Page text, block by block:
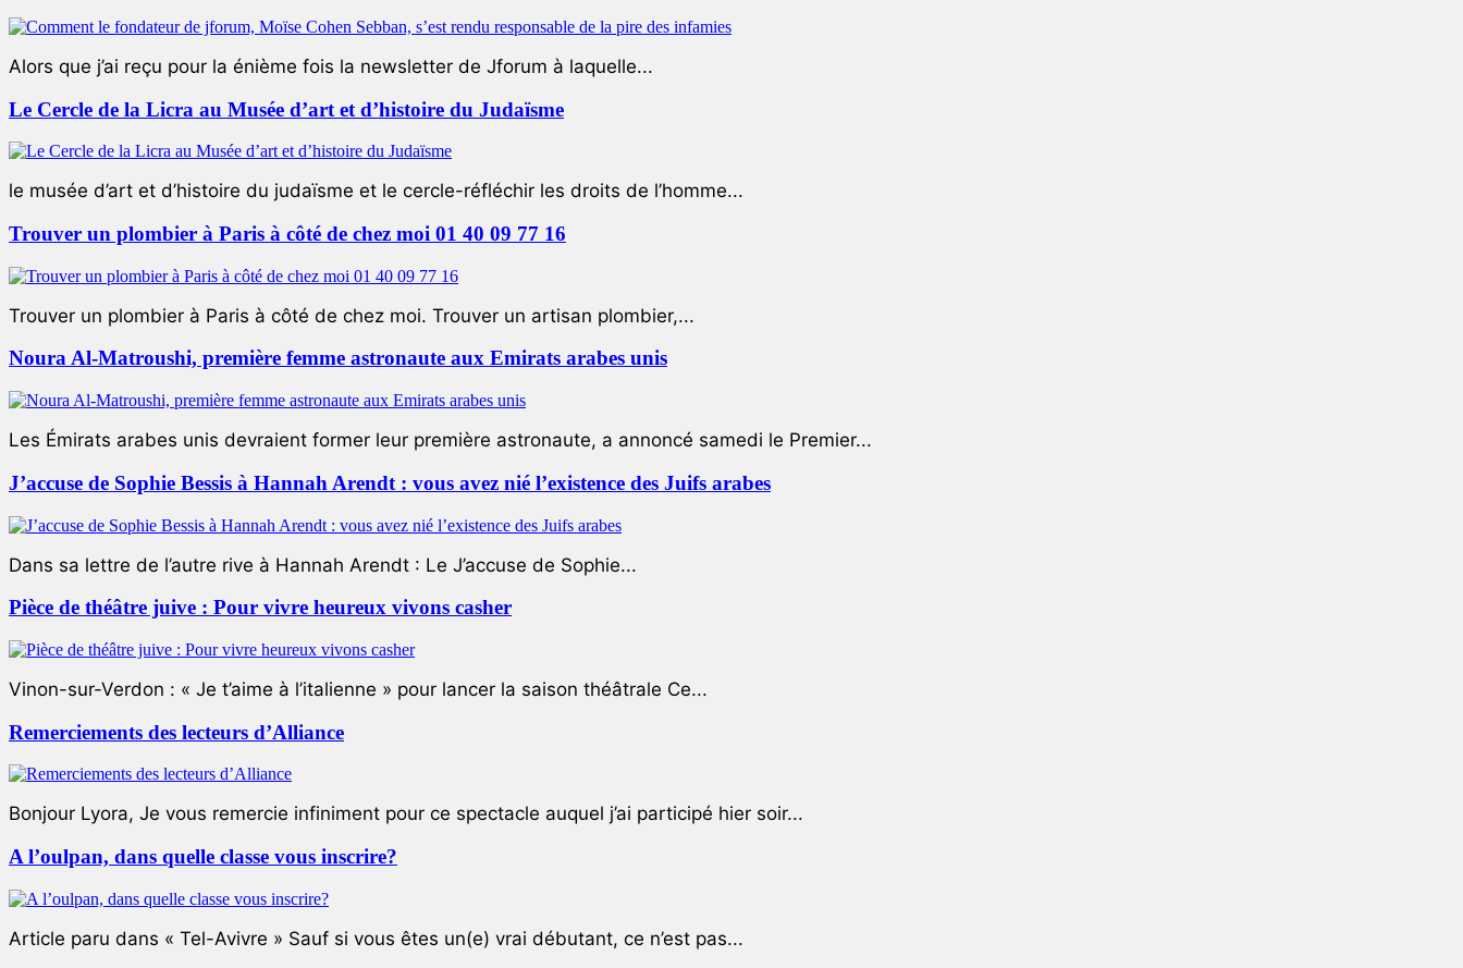
Alors que j’ai reçu pour la énième fois la newsletter de Jforum à laquelle...
Le Cercle de la Licra au Musée d’art et d’histoire du Judaïsme
le musée d’art et d’histoire du judaïsme et le cercle-réfléchir les droits de l’homme...
Trouver un plombier à Paris à côté de chez moi 01 40 09 77 16
Trouver un plombier à Paris à côté de chez moi. Trouver un artisan plombier,...
Noura Al-Matroushi, première femme astronaute aux Emirats arabes unis
Les Émirats arabes unis devraient former leur première astronaute, a annoncé samedi le Premier...
J’accuse de Sophie Bessis à Hannah Arendt : vous avez nié l’existence des Juifs arabes
Dans sa lettre de l’autre rive à Hannah Arendt : Le J’accuse de Sophie...
Pièce de théâtre juive : Pour vivre heureux vivons casher
Vinon-sur-Verdon : « Je t’aime à l’italienne » pour lancer la saison théâtrale Ce...
Remerciements des lecteurs d’Alliance
Bonjour Lyora, Je vous remercie infiniment pour ce spectacle auquel j’ai participé hier soir...
A l’oulpan, dans quelle classe vous inscrire?
Article paru dans « Tel-Avivre » Sauf si vous êtes un(e) vrai débutant, ce n’est pas...